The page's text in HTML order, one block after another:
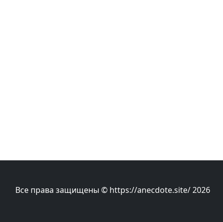
Все права защищены © https://anecdote.site/ 2026